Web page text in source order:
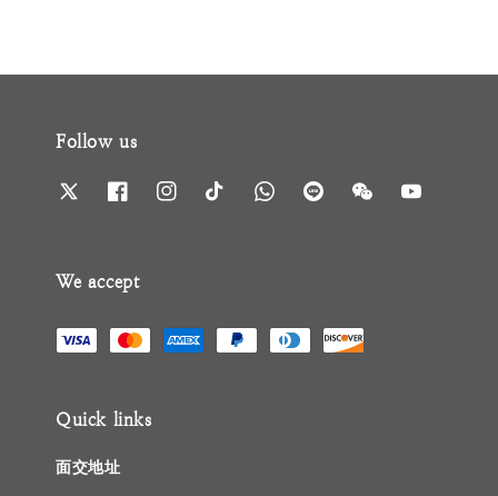
Follow us
We accept
Quick links
面交地址